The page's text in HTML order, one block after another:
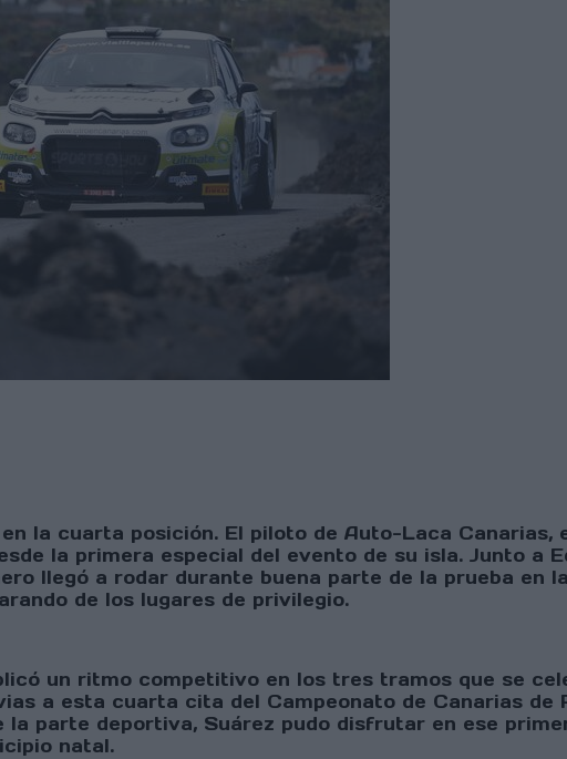
la cuarta posición. El piloto de Auto-Laca Canarias,
la primera especial del evento de su isla. Junto a
llegó a rodar durante buena parte de la prueba en
de los lugares de privilegio.
un ritmo competitivo en los tres tramos que se
a esta cuarta cita del Campeonato de Canarias de
parte deportiva, Suárez pudo disfrutar en ese
natal.